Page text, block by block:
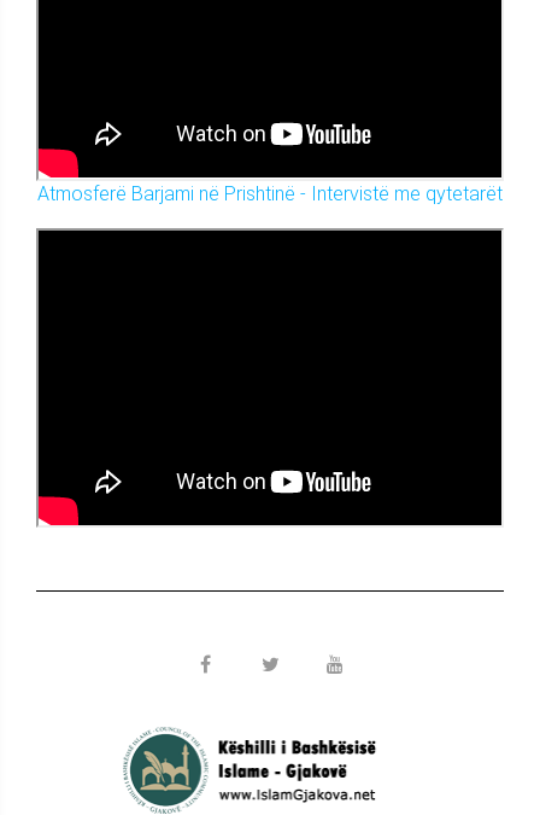
Atmosferë Barjami në Prishtinë - Intervistë me qytetarët